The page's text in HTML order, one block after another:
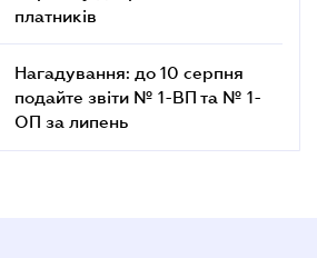
платників
Нагадування: до 10 серпня
подайте звіти № 1-ВП та № 1-
ОП за липень